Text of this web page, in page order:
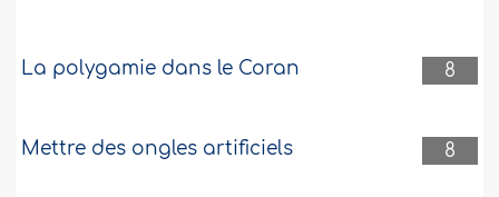
les ablutions
8
La polygamie dans le Coran
8
Mettre des ongles artificiels